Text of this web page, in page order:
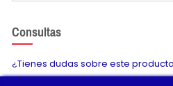
Consultas
¿Tienes dudas sobre este